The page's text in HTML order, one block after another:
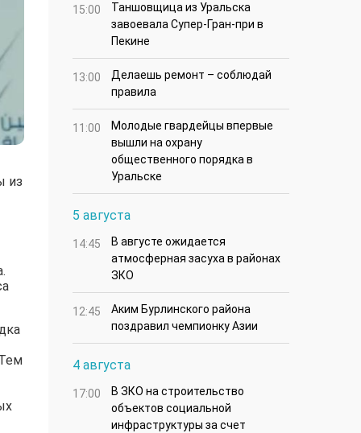
из
15:00
Таншовщица из Уральска
завоевала Супер-Гран-при в
Пекине
13:00
Делаешь ремонт – соблюдай
правила
11:00
Молодые гвардейцы впервые
вышли на охрану
общественного порядка в
Уральске
5 августа
14:45
В августе ожидается
атмосферная засуха в районах
ЗКО
12:45
Аким Бурлинского района
поздравил чемпионку Азии
4 августа
17:00
В ЗКО на строительство
объектов социальной
инфраструктуры за счет